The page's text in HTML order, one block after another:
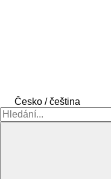
Česko / čeština